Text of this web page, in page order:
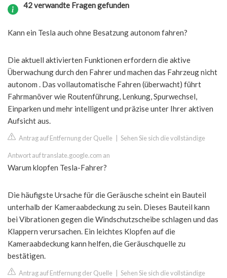
42 verwandte Fragen gefunden
Kann ein Tesla auch ohne Besatzung autonom fahren?
Die aktuell aktivierten Funktionen erfordern die aktive
Überwachung durch den Fahrer und machen das Fahrzeug nicht
autonom . Das vollautomatische Fahren (überwacht) führt
Fahrmanöver wie Routenführung, Lenkung, Spurwechsel,
Einparken und mehr intelligent und präzise unter Ihrer aktiven
Aufsicht aus.
Antrag auf Entfernung der Quelle Sehen Sie sich die vollständige
Antwort auf translate.google.com an
Warum klopfen Tesla-Fahrer?
Die häufigste Ursache für die Geräusche scheint ein Bauteil
unterhalb der Kameraabdeckung zu sein. Dieses Bauteil kann
bei Vibrationen gegen die Windschutzscheibe schlagen und das
Klappern verursachen. Ein leichtes Klopfen auf die
Kameraabdeckung kann helfen, die Geräuschquelle zu
bestätigen.
Antrag auf Entfernung der Quelle Sehen Sie sich die vollständige